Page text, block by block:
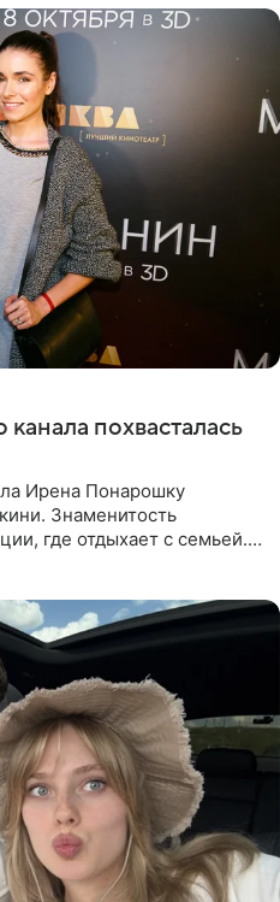
похвасталась
Ирена Понарошку
Знаменитость
где отдыхает с семьей.